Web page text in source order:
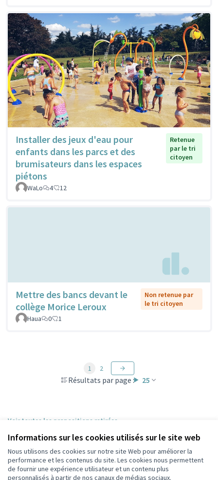
Informations sur les cookies utilisés sur le site web
Nous utilisons des cookies sur notre site Web pour améliorer la
performance et les contenus du site. Les cookies nous permettent
de fournir une expérience utilisateur et un contenu plus
personnalisés à partir de nos canaux de médias sociaux.
Installer des jeux d'eau pour
enfants dans les parcs et des
brumisateurs dans les espaces
piétons
Retenue
par le tri
citoyen
WaLo 4 12
Mettre des bancs devant le
collège Morice Leroux
Non retenue par
le tri citoyen
Haua
0 1
Résultats par page : 25
1 2
Voir toutes les propositions retirées
Conditions d'utilisation
Paramètres des cookies
Participez Villeurbanne sur X
Participez Villeurbanne sur Facebook
Participez Villeurbanne sur Instagram
Participez Villeurbanne sur YouTube